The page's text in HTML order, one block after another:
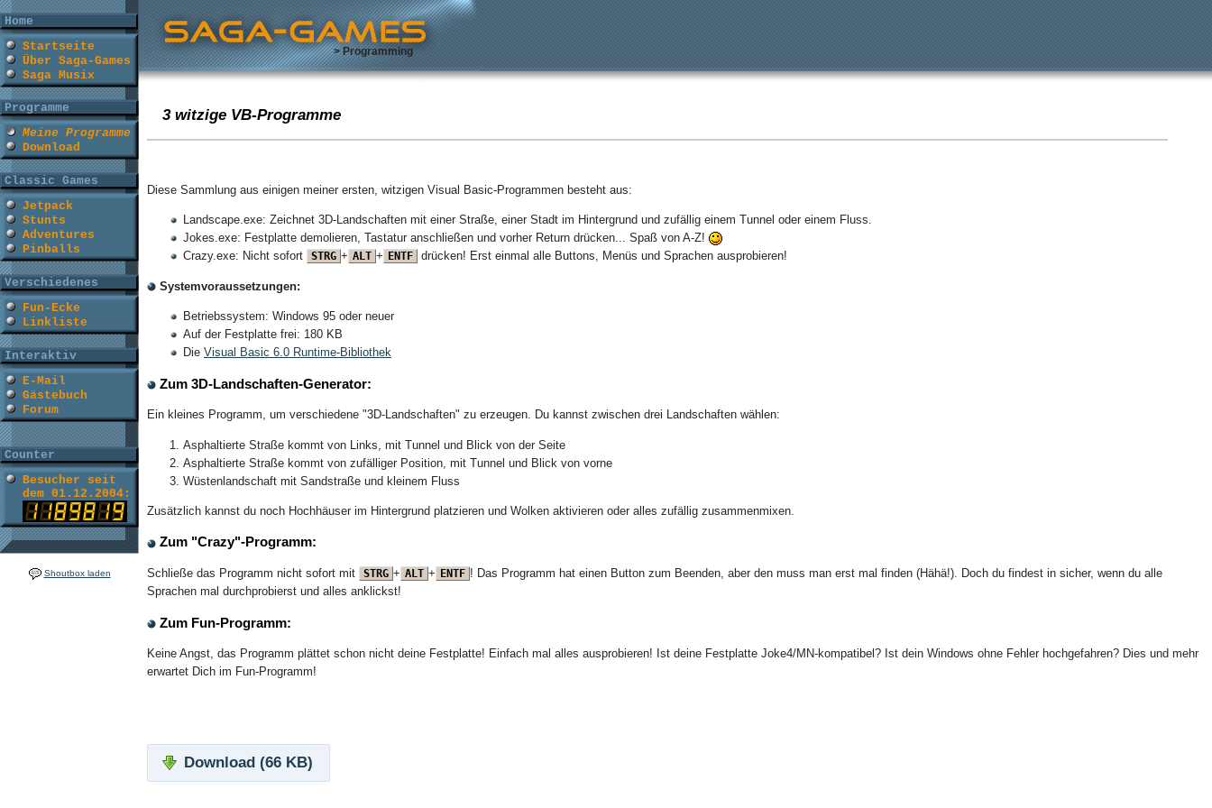
Home
Startseite
Über Saga-Games
Saga Musix
Programme
Meine Programme
Download
Classic Games
Jetpack
Stunts
Adventures
Pinballs
Verschiedenes
Fun-Ecke
Linkliste
Interaktiv
E-Mail
Gästebuch
Forum
Counter
Besucher seit
dem 01.12.2004:
Shoutbox laden
> Programming
3 witzige VB-Programme
Diese Sammlung aus einigen meiner ersten, witzigen Visual Basic-Programmen besteht aus:
Landscape.exe: Zeichnet 3D-Landschaften mit einer Straße, einer Stadt im Hintergrund und zufällig einem Tunnel oder einem Fluss.
Jokes.exe: Festplatte demolieren, Tastatur anschließen und vorher Return drücken... Spaß von A-Z!
Crazy.exe: Nicht sofort
STRG + ALT + ENTF drücken! Erst einmal alle Buttons, Menüs und Sprachen ausprobieren!
Systemvoraussetzungen:
Betriebssystem: Windows 95 oder neuer
Auf der Festplatte frei: 180 KB
Die Visual Basic 6.0 Runtime-Bibliothek
Zum 3D-Landschaften-Generator:
Ein kleines Programm, um verschiedene "3D-Landschaften" zu erzeugen. Du kannst zwischen drei Landschaften wählen:
Asphaltierte Straße kommt von Links, mit Tunnel und Blick von der Seite
Asphaltierte Straße kommt von zufälliger Position, mit Tunnel und Blick von vorne
Wüstenlandschaft mit Sandstraße und kleinem Fluss
Zusätzlich kannst du noch Hochhäuser im Hintergrund platzieren und Wolken aktivieren oder alles zufällig zusammenmixen.
Zum "Crazy"-Programm:
Schließe das Programm nicht sofort mit STRG + ALT + ENTF ! Das Programm hat einen Button zum Beenden, aber den muss man erst mal finden (Hähä!). Doch du findest in sicher, wenn du alle
Sprachen mal durchprobierst und alles anklickst!
Zum Fun-Programm:
Keine Angst, das Programm plättet schon nicht deine Festplatte! Einfach mal alles ausprobieren! Ist deine Festplatte Joke4/MN-kompatibel? Ist dein Windows ohne Fehler hochgefahren? Dies und mehr
erwartet Dich im Fun-Programm!
Download (66 KB)